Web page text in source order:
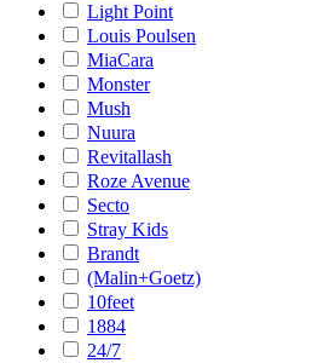
Light Point
Louis Poulsen
MiaCara
Monster
Mush
Nuura
Revitallash
Roze Avenue
Secto
Stray Kids
Brandt
(Malin+Goetz)
10feet
1884
24/7